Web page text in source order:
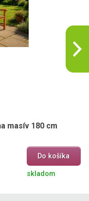
masív 180 cm
Do košíka
skladom